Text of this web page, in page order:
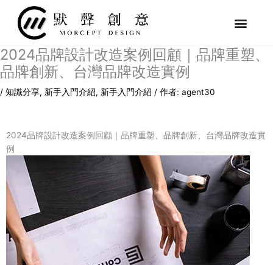
內
容
2024品牌設計改造案例回顧｜品牌重塑、
品牌創新、台灣品牌改造實例
/ 知識分享, 新手入門介紹, 新手入門介紹 / 作者: agent30
2024品牌設計改造案例回顧｜品牌重塑、品牌創新、台灣品牌改造實
例